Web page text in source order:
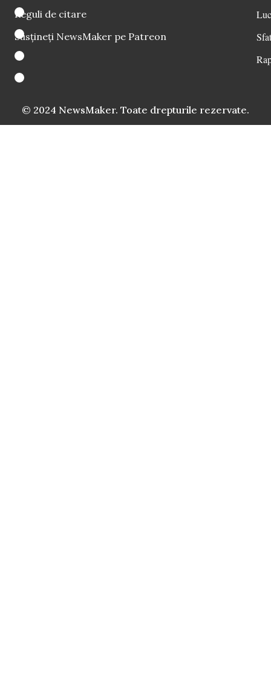
Reguli de citare
Susțineți NewsMaker pe Patreon
© 2024 NewsMaker. Toate drepturile rezervate.